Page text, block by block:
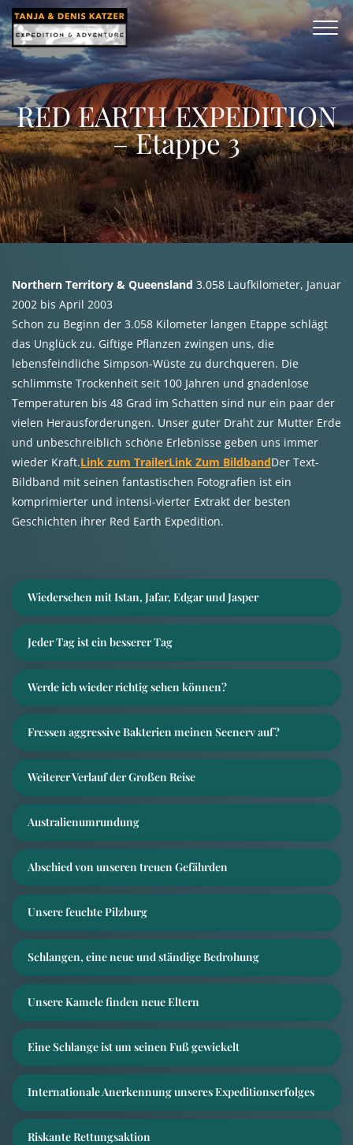
RED EARTH EXPEDITION
– Etappe 3
Northern Territory & Queensland 3.058 Laufkilometer, Januar
2002 bis April 2003
Schon zu Beginn der 3.058 Kilometer langen Etappe schlägt
das Unglück zu. Giftige Pflanzen zwingen uns, die
lebensfeindliche Simpson-Wüste zu durchqueren. Die
schlimmste Trockenheit seit 100 Jahren und gnadenlose
Temperaturen bis 48 Grad im Schatten sind nur ein paar der
vielen Herausforderungen. Unser guter Draht zur Mutter Erde
und unbeschreiblich schöne Erlebnisse geben uns immer
wieder Kraft.Link zum TrailerLink Zum BildbandDer Text-
Bildband mit seinen fantastischen Fotografien ist ein
komprimierter und intensi-vierter Extrakt der besten
Geschichten ihrer Red Earth Expedition.
Wiedersehen mit Istan, Jafar, Edgar und Jasper
Jeder Tag ist ein besserer Tag
Werde ich wieder richtig sehen können?
Fressen aggressive Bakterien meinen Seenerv auf?
Weiterer Verlauf der Großen Reise
Australienumrundung
Abschied von unseren treuen Gefährden
Unsere feuchte Pilzburg
Schlangen, eine neue und ständige Bedrohung
Unsere Kamele finden neue Eltern
Eine Schlange ist um seinen Fuß gewickelt
Internationale Anerkennung unseres Expeditionserfolges
Riskante Rettungsaktion